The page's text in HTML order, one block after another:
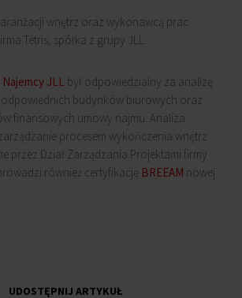
wnętrz oraz wykonawcą prac
Tétris, spółka z grupy JLL.
JLL był odpowiedzialny za analizę
budynków biurowych oraz
finansowych umowy najmu. Analiza
procesem wykończenia wnętrz
przez Dział Zarządzania Projektami firmy
również certyfikację BREEAM nowej
UDOSTĘPNIJ ARTYKUŁ